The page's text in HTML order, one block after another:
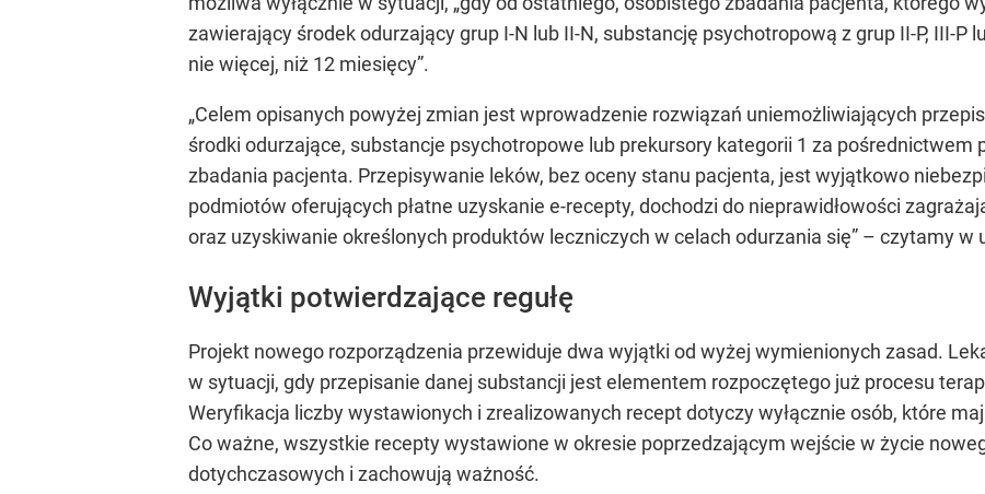
zawierający środek odurzający grup I-N lub II-N, substancję psychotropową z grup II-P, III-P
nie więcej, niż 12 miesięcy”.
„Celem opisanych powyżej zmian jest wprowadzenie rozwiązań uniemożliwiających
środki odurzające, substancje psychotropowe lub prekursory kategorii 1 za pośrednictwem
zbadania pacjenta. Przepisywanie leków, bez oceny stanu pacjenta, jest wyjątkowo
podmiotów oferujących płatne uzyskanie e-recepty, dochodzi do nieprawidłowości
oraz uzyskiwanie określonych produktów leczniczych w celach odurzania się” – czytamy
Wyjątki potwierdzające regułę
Projekt nowego rozporządzenia przewiduje dwa wyjątki od wyżej wymienionych zasad.
w sytuacji, gdy przepisanie danej substancji jest elementem rozpoczętego już procesu
Weryfikacja liczby wystawionych i zrealizowanych recept dotyczy wyłącznie osób, które
Co ważne, wszystkie recepty wystawione w okresie poprzedzającym wejście w życie
dotychczasowych i zachowują ważność.